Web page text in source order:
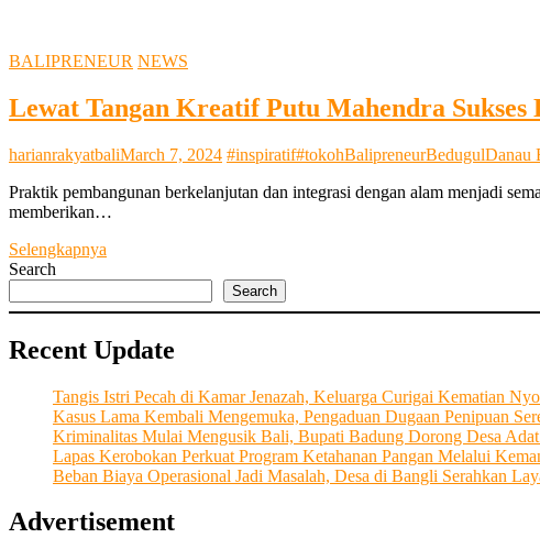
BALIPRENEUR NEWS
Lewat Tangan Kreatif Putu Mahendra
harianrakyatbaliMarch 7, 2024 #inspiratif#tokohBalipreneurBedugulDanau
Praktik pembangunan berkelanjutan dan integrasi dengan alam menjadi
memberikan…
Selengkapnya
Putu
Sukses
Dorong
Geliat
Industri
Pariwisata
yang
Bermanfaat
Bagi
Search
Search
Recent Update
Tangis Istri Pecah di Kamar Jenazah, Keluarga Curigai Kematian
Kasus Lama Kembali Mengemuka, Pengaduan Dugaan Penipuan
Kriminalitas Mulai Mengusik Bali, Bupati Badung Dorong Desa
Lapas Kerobokan Perkuat Program Ketahanan Pangan Melalui
Beban Biaya Operasional Jadi Masalah, Desa di Bangli Serahkan
Advertisement